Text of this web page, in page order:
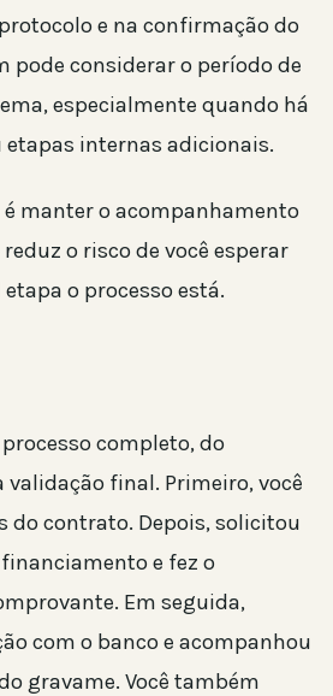
e na confirmação do
pode considerar o período de
especialmente quando há
internas adicionais.
manter o acompanhamento
o risco de você esperar
o processo está.
completo, do
final. Primeiro, você
do contrato. Depois, solicitou
e fez o
Em seguida,
com o banco e acompanhou
gravame. Você também